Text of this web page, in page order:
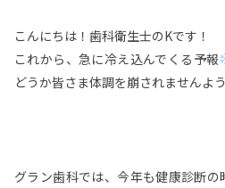
こんにちは！歯科衛生士のKです！
これから、急に冷え込んでくる予報
どうか皆さま体調を崩されませんよ
グラン歯科では、今年も健康診断